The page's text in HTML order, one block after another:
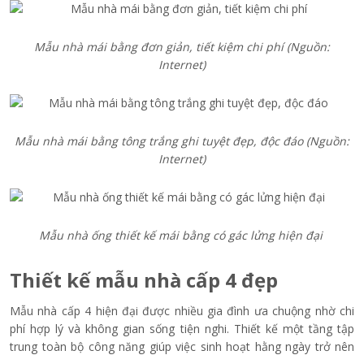
Mẫu nhà mái bằng đơn giản, tiết kiệm chi phí (Nguồn:
Internet)
Mẫu nhà mái bằng tông trắng ghi tuyệt đẹp, độc đáo (Nguồn:
Internet)
Mẫu nhà ống thiết kế mái bằng có gác lửng hiện đại
Thiết kế mẫu nhà cấp 4 đẹp
Mẫu nhà cấp 4 hiện đại được nhiều gia đình ưa chuộng nhờ chi
phí hợp lý và không gian sống tiện nghi. Thiết kế một tầng tập
trung toàn bộ công năng giúp việc sinh hoạt hằng ngày trở nên